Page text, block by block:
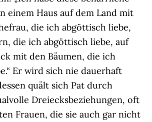
einem Haus auf dem Land mit
die ich abgöttisch liebe,
die ich abgöttisch liebe, auf
mit den Bäumen, die ich
Er wird sich nie dauerhaft
quält sich Pat durch
Dreiecksbeziehungen, oft
Frauen, die sie auch gar nicht